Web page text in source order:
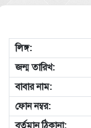
লিঙ্গ:
জন্ম তারিখ:
বাবার নাম:
ফোন নম্বর:
বর্তমান ঠিকানা: